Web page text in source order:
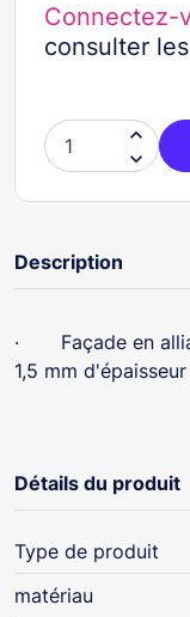
Connectez-
consulter


Description
· Façade en
1,5 mm d'épaisseur
Détails du produit
Type de produit
matériau